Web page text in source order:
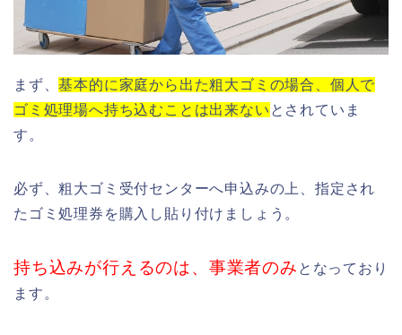
まず、基本的に家庭から出た粗大ゴミの場合、個人で
ゴミ処理場へ持ち込むことは出来ない とされていま
す。
必ず、粗大ゴミ受付センターへ申込みの上、指定され
たゴミ処理券を購入し貼り付けましょう。
持ち込みが行えるのは、事業者のみ となっており
ます。